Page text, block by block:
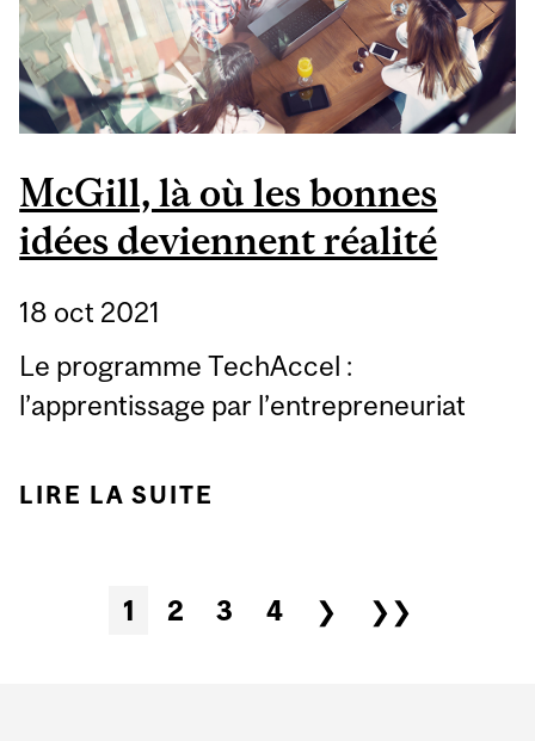
McGill, là où les bonnes
idées deviennent réalité
18 oct 2021
Le programme TechAccel :
l’apprentissage par l’entrepreneuriat
LIRE LA SUITE
Pages
1 2 3 4 ❯ ❯❯